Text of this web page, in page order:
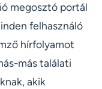
megosztó portál
felhasználó
hírfolyamot
más találati
akik